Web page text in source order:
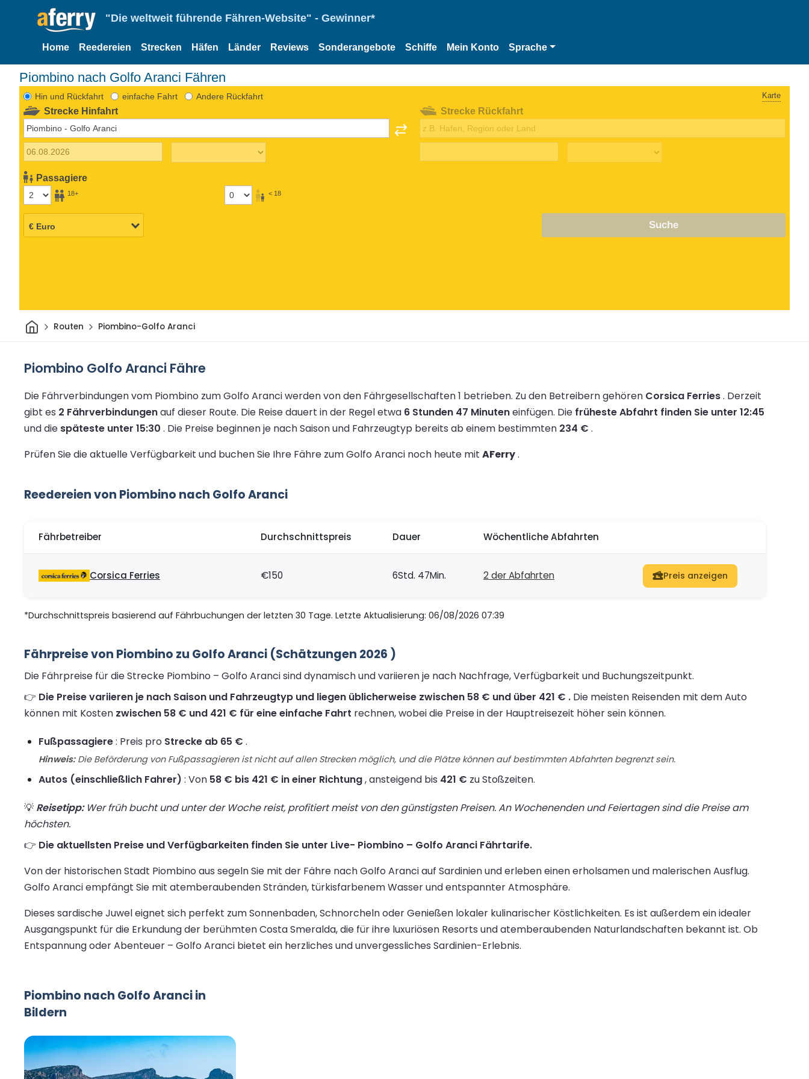
"Die weltweit führende Fähren-Website" - Gewinner*
Home Reedereien Strecken Häfen Länder Reviews Sonderangebote Schiffe Mein Konto Sprache
Piombino nach Golfo Aranci Fähren
Hin und Rückfahrt einfache Fahrt Andere Rückfahrt Karte
Strecke Hinfahrt
Passagiere
18+ < 18
Strecke Rückfahrt
Suche
HeimRouten Piombino-Golfo Aranci
Piombino Golfo Aranci Fähre
Die Fährverbindungen vom Piombino zum Golfo Aranci werden von den Fährgesellschaften 1 betrieben. Zu den Betreibern gehören Corsica Ferries. Derzeit
gibt es 2 Fährverbindungenauf dieser Route. Die Reise dauert in der Regel etwa 6 Stunden 47 Minuteneinfügen. Die früheste Abfahrt finden Sie unter 12:45
und die späteste unter 15:30 . Die Preise beginnen je nach Saison und Fahrzeugtyp bereits ab einem bestimmten 234 € .
Prüfen Sie die aktuelle Verfügbarkeit und buchen Sie Ihre Fähre zum Golfo Aranci noch heute mit AFerry.
Reedereien von Piombino nach Golfo Aranci
Fährbetreiber Durchschnittspreis Dauer Wöchentliche Abfahrten
Corsica Ferries €150 6Std. 47Min. 2 der Abfahrten Preis anzeigen
*Durchschnittspreis basierend auf Fährbuchungen der letzten 30 Tage. Letzte Aktualisierung: 06/08/2026 07:39
Fährpreise von Piombino zu Golfo Aranci (Schätzungen 2026 )
Die Fährpreise für die Strecke Piombino – Golfo Aranci sind dynamisch und variieren je nach Nachfrage, Verfügbarkeit und Buchungszeitpunkt.
👉 Die Preise variieren je nach Saison und Fahrzeugtyp und liegen üblicherweise zwischen 58 € und über 421 € . Die meisten Reisenden mit dem Auto
können mit Kosten zwischen 58 € und 421 € für eine einfache Fahrt rechnen, wobei die Preise in der Hauptreisezeit höher sein können.
Fußpassagiere: Preis pro Strecke ab 65 € .
Hinweis:Die Beförderung von Fußpassagieren ist nicht auf allen Strecken möglich, und die Plätze können auf bestimmten Abfahrten begrenzt sein.
Autos (einschließlich Fahrer) : Von 58 € bis 421 € in einer Richtung, ansteigend bis 421 € zu Stoßzeiten.
💡 Reisetipp:Wer früh bucht und unter der Woche reist, profitiert meist von den günstigsten Preisen. An Wochenenden und Feiertagen sind die Preise am
höchsten.
👉 Die aktuellsten Preise und Verfügbarkeiten finden Sie unter Live- Piombino – Golfo Aranci Fährtarife.
Von der historischen Stadt Piombino aus segeln Sie mit der Fähre nach Golfo Aranci auf Sardinien und erleben einen erholsamen und malerischen Ausflug.
Golfo Aranci empfängt Sie mit atemberaubenden Stränden, türkisfarbenem Wasser und entspannter Atmosphäre.
Dieses sardische Juwel eignet sich perfekt zum Sonnenbaden, Schnorcheln oder Genießen lokaler kulinarischer Köstlichkeiten. Es ist außerdem ein idealer
Ausgangspunkt für die Erkundung der berühmten Costa Smeralda, die für ihre luxuriösen Resorts und atemberaubenden Naturlandschaften bekannt ist. Ob
Entspannung oder Abenteuer – Golfo Aranci bietet ein herzliches und unvergessliches Sardinien-Erlebnis.
Piombino nach Golfo Aranci in
Bildern